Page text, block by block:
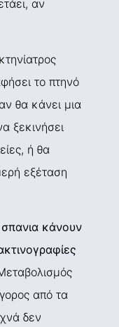
αν
το πτηνό
θα κάνει μια
ξεκινήσει
ή θα
εξέταση
σπανια κάνουν
από τα
δεν